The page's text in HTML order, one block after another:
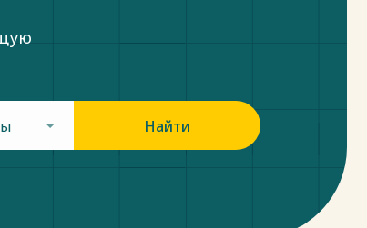
Найти